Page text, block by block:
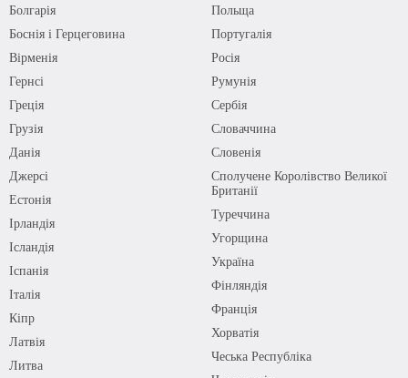
Болгарія
Боснія і Герцеговина
Вірменія
Гернсі
Греція
Грузія
Данія
Джерсі
Естонія
Ірландія
Ісландія
Іспанія
Італія
Кіпр
Латвія
Литва
Польща
Португалія
Росія
Румунія
Сербія
Словаччина
Словенія
Сполучене Королівство Великої
Британії
Туреччина
Угорщина
Україна
Фінляндія
Франція
Хорватія
Чеська Республіка